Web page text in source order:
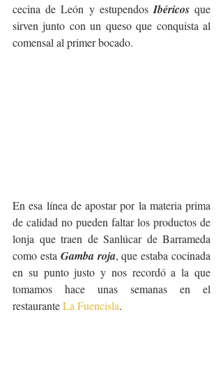
cecina de León y estupendos Ibéricos que
sirven junto con un queso que conquista al
comensal al primer bocado.
En esa línea de apostar por la materia prima
de calidad no pueden faltar los productos de
lonja que traen de Sanlúcar de Barrameda
como esta Gamba roja, que estaba cocinada
en su punto justo y nos recordó a la que
tomamos hace unas semanas en el
restaurante La Fuencisla.